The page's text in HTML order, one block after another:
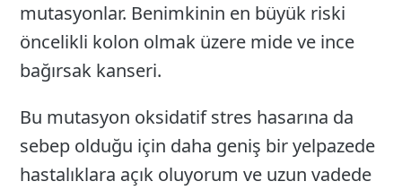
mutasyonlar. Benimkinin en büyük riski
öncelikli kolon olmak üzere mide ve ince
bağırsak kanseri.
Bu mutasyon oksidatif stres hasarına da
sebep olduğu için daha geniş bir yelpazede
hastalıklara açık oluyorum ve uzun vadede